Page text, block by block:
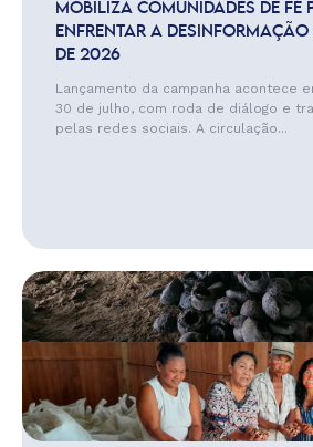
MOBILIZA COMUNIDADES DE FÉ
ENFRENTAR A DESINFORMAÇÃO
DE 2026
Lançamento da campanha acontece
30 de julho, com roda de diálogo e
pelas redes sociais. A circulação...